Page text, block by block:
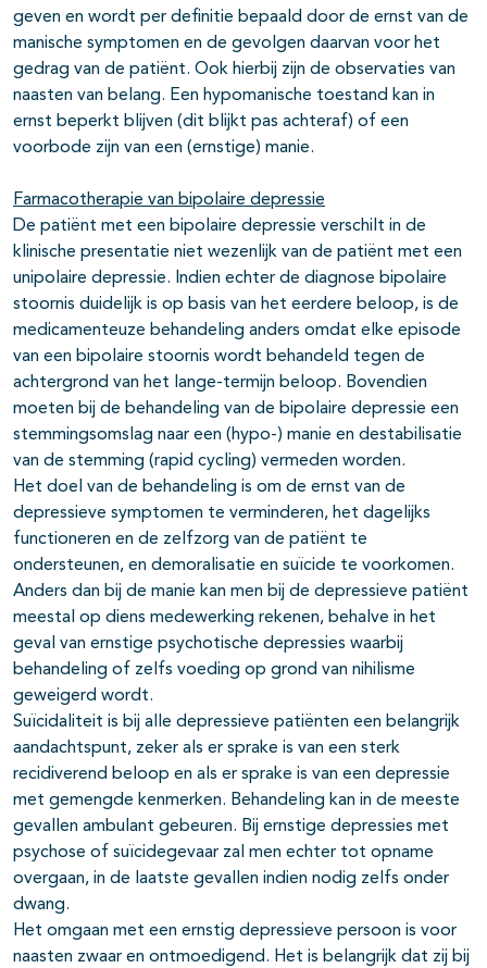
geven en wordt per definitie bepaald door de ernst van de
manische symptomen en de gevolgen daarvan voor het
gedrag van de patiënt. Ook hierbij zijn de observaties van
naasten van belang. Een hypomanische toestand kan in
ernst beperkt blijven (dit blijkt pas achteraf) of een
voorbode zijn van een (ernstige) manie.
Farmacotherapie van bipolaire depressie
De patiënt met een bipolaire depressie verschilt in de
klinische presentatie niet wezenlijk van de patiënt met een
unipolaire depressie. Indien echter de diagnose bipolaire
stoornis duidelijk is op basis van het eerdere beloop, is de
medicamenteuze behandeling anders omdat elke episode
van een bipolaire stoornis wordt behandeld tegen de
achtergrond van het lange-termijn beloop. Bovendien
moeten bij de behandeling van de bipolaire depressie een
stemmingsomslag naar een (hypo-) manie en destabilisatie
van de stemming (rapid cycling) vermeden worden.
Het doel van de behandeling is om de ernst van de
depressieve symptomen te verminderen, het dagelijks
functioneren en de zelfzorg van de patiënt te
ondersteunen, en demoralisatie en suïcide te voorkomen.
Anders dan bij de manie kan men bij de depressieve patiënt
meestal op diens medewerking rekenen, behalve in het
geval van ernstige psychotische depressies waarbij
behandeling of zelfs voeding op grond van nihilisme
geweigerd wordt.
Suïcidaliteit is bij alle depressieve patiënten een belangrijk
aandachtspunt, zeker als er sprake is van een sterk
recidiverend beloop en als er sprake is van een depressie
met gemengde kenmerken. Behandeling kan in de meeste
gevallen ambulant gebeuren. Bij ernstige depressies met
psychose of suïcidegevaar zal men echter tot opname
overgaan, in de laatste gevallen indien nodig zelfs onder
dwang.
Het omgaan met een ernstig depressieve persoon is voor
naasten zwaar en ontmoedigend. Het is belangrijk dat zij bij